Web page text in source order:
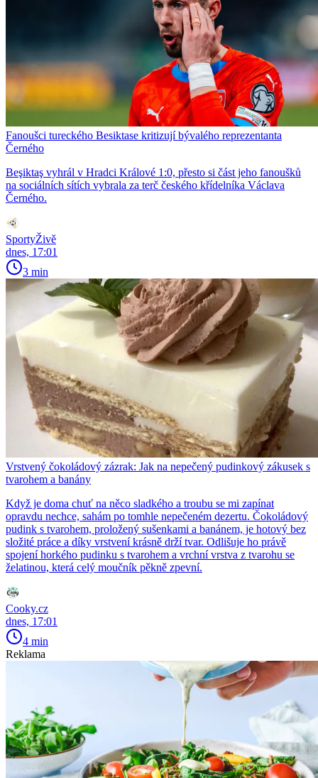
Fanoušci tureckého Besiktase kritizují bývalého reprezentanta
Černého
Beşiktaş vyhrál v Hradci Králové 1:0, přesto si část jeho fanoušků
na sociálních sítích vybrala za terč českého křídelníka Václava
Černého.
SportyŽivě
dnes, 17:01
3 min
Vrstvený čokoládový zázrak: Jak na nepečený pudinkový zákusek s
tvarohem a banány
Když je doma chuť na něco sladkého a troubu se mi zapínat
opravdu nechce, sahám po tomhle nepečeném dezertu. Čokoládový
pudink s tvarohem, proložený sušenkami a banánem, je hotový bez
složité práce a díky vrstvení krásně drží tvar. Odlišuje ho právě
spojení horkého pudinku s tvarohem a vrchní vrstva z tvarohu se
želatinou, která celý moučník pěkně zpevní.
Cooky.cz
dnes, 17:01
4 min
Reklama